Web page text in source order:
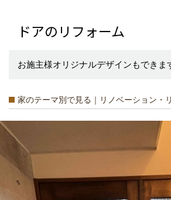
ドアのリフォーム
お施主様オリジナルデザインもできま
家のテーマ別で見る｜リノベーション・